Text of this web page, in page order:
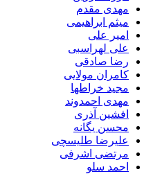
مهدی مقدم
میثم ابراهیمی
امیر علی
علی لهراسبی
رضا صادقی
کامران مولایی
مجید خراطها
مهدی احمدوند
افشین آذری
محسن یگانه
علیرضا طلیسچی
مرتضی اشرفی
احمد سلو